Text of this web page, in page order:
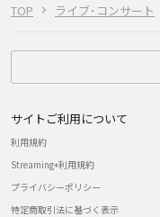
TOP ライブ･コンサート
サイトご利用について
利用規約
Streaming+利用規約
プライバシーポリシー
特定商取引法に基づく表示